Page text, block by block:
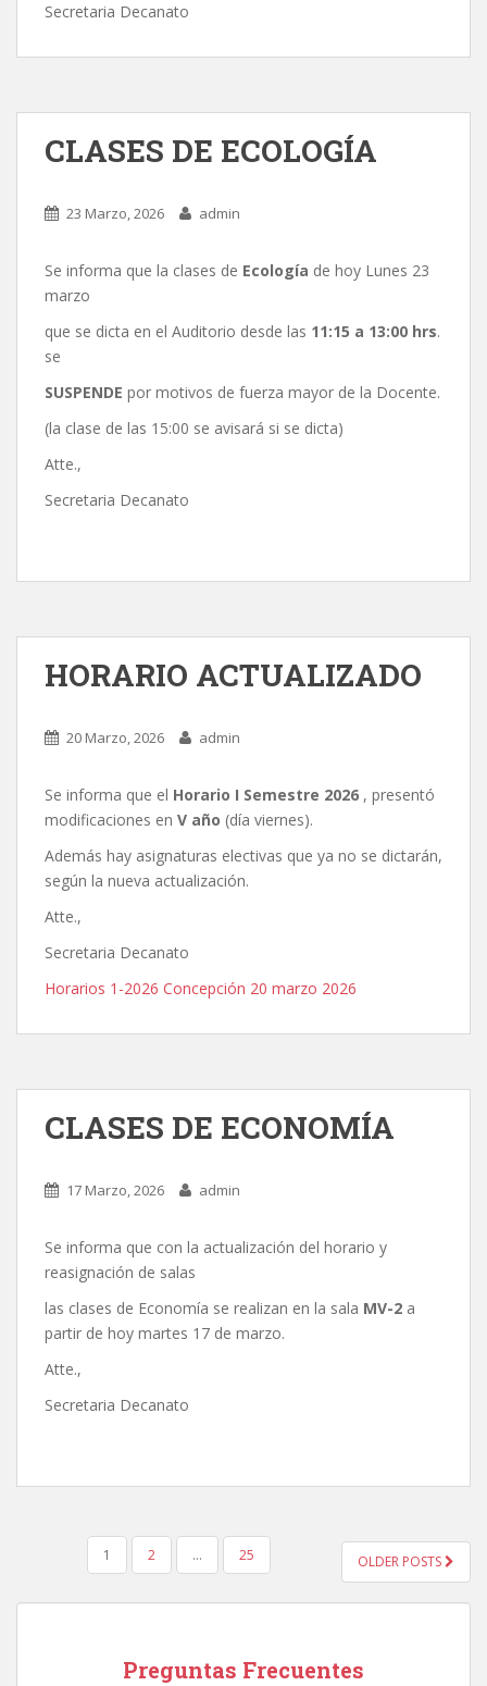
Secretaria Decanato
CLASES DE ECOLOGÍA
23 Marzo, 2026 admin
Se informa que la clases de Ecología de hoy Lunes 23
marzo
que se dicta en el Auditorio desde las 11:15 a 13:00 hrs.
se
SUSPENDE por motivos de fuerza mayor de la Docente.
(la clase de las 15:00 se avisará si se dicta)
Atte.,
Secretaria Decanato
HORARIO ACTUALIZADO
20 Marzo, 2026 admin
Se informa que el Horario I Semestre 2026 , presentó
modificaciones en V año (día viernes).
Además hay asignaturas electivas que ya no se dictarán,
según la nueva actualización.
Atte.,
Secretaria Decanato
Horarios 1-2026 Concepción 20 marzo 2026
CLASES DE ECONOMÍA
17 Marzo, 2026 admin
Se informa que con la actualización del horario y
reasignación de salas
las clases de Economía se realizan en la sala MV-2 a
partir de hoy martes 17 de marzo.
Atte.,
Secretaria Decanato
PAGINATION
1 2 … 25 OLDER POSTS
Preguntas Frecuentes